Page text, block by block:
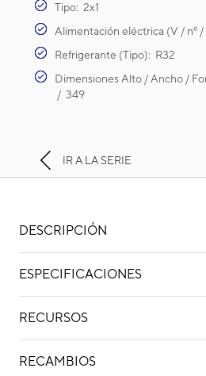
Tipo: 2x1
Alimentación eléctrica (V /
Refrigerante (Tipo): R32
Dimensiones Alto / Ancho /
/ 349
IR A LA SERIE
DESCRIPCIÓN
ESPECIFICACIONES
RECURSOS
RECAMBIOS